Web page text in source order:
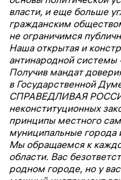
власти, и еще больше
гражданским
не ограничимся
Наша открытая и
антинародной системы
Получив мандат
в Государственной
СПРАВЕДЛИВАЯ
неконституционных
принципы местного
муниципальные города
Мы обращаемся к
области. Вас
родном городе, но у